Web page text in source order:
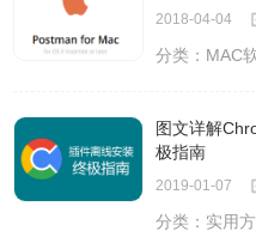
2018-04-04
分类： MAC
图文详解
极指南
2019-01-07
分类： 实用